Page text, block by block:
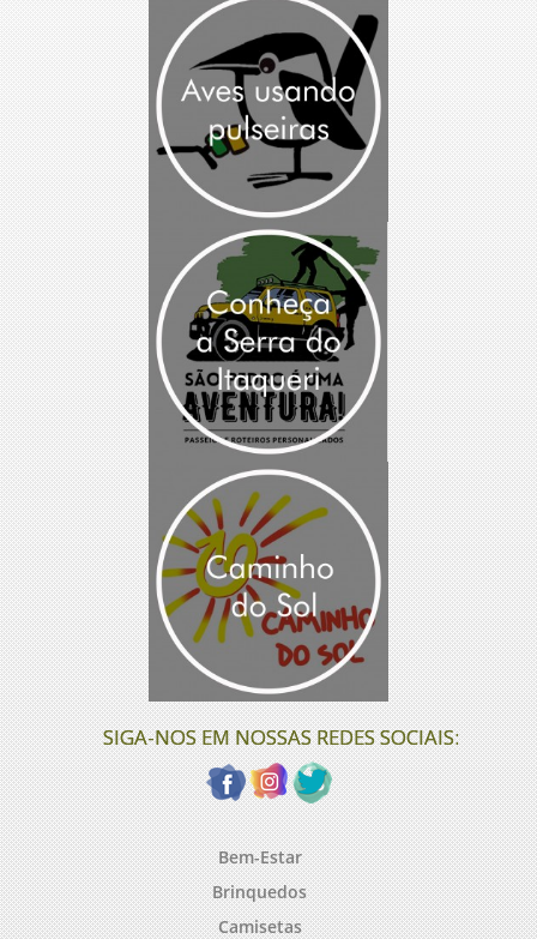
SIGA-NOS EM NOSSAS REDES SOCIAIS:
Bem-Estar
Brinquedos
Camisetas